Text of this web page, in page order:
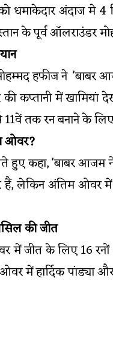
धमाकेदार अंदाज मे
के पूर्व
हफीज ने 'बाबर
कप्तानी में
तक रन बनाने के
ओवर?
हुए कहा, 'बाबर आजम
हैं, लेकिन अंतिम
की जीत
में जीत के लिए 16
में हार्दिक पांड्या